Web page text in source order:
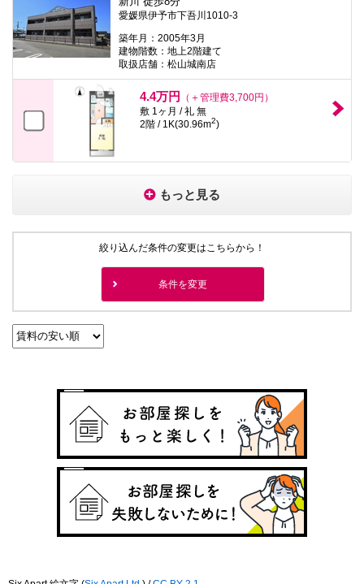
愛媛県伊予市下吾川1010-3
築年月：2005年3月
建物階数：地上2階建て
取扱店舗：松山城南店
4.4万円
（＋管理費3,700円）
敷 1ヶ月 / 礼 無
2階 / 1K(30.96m2)
もっと見る
絞り込んだ条件の変更はこちらから！
条件を変更